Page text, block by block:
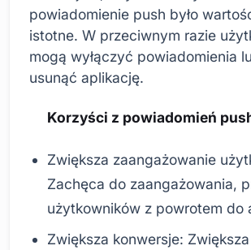
powiadomienie push było
istotne. W przeciwnym razie
mogą wyłączyć powiadomienia
usunąć aplikację.
Korzyści z powiadomień
Zwiększa zaangażowanie
Zachęca do zaangażowania,
użytkowników z powrotem do
Zwiększa konwersje: